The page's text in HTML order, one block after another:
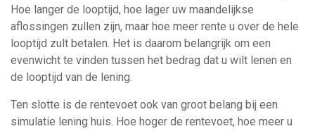
Hoe langer de looptijd, hoe lager uw maandelijkse
aflossingen zullen zijn, maar hoe meer rente u over de hele
looptijd zult betalen. Het is daarom belangrijk om een
evenwicht te vinden tussen het bedrag dat u wilt lenen en
de looptijd van de lening.
Ten slotte is de rentevoet ook van groot belang bij een
simulatie lening huis. Hoe hoger de rentevoet, hoe meer u